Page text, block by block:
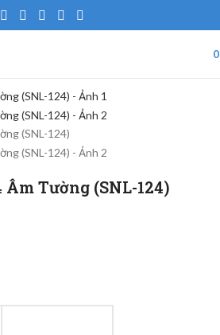
Tường (SNL-124)